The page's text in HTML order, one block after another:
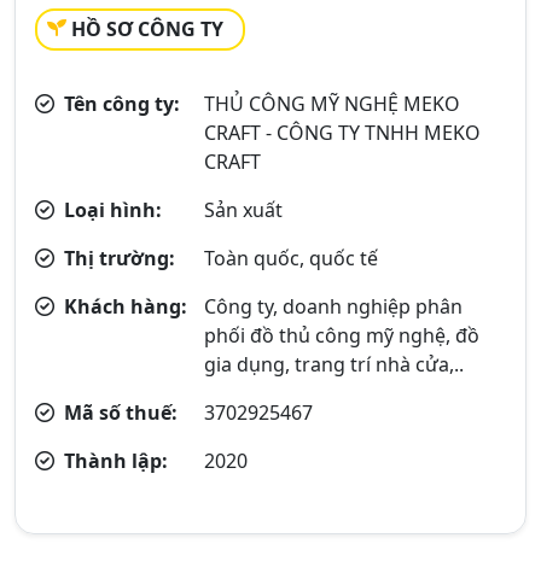
HỒ SƠ CÔNG TY
Tên công ty:
THỦ CÔNG MỸ NGHỆ MEKO
CRAFT - CÔNG TY TNHH MEKO
CRAFT
Loại hình:
Sản xuất
Thị trường:
Toàn quốc, quốc tế
Khách hàng:
Công ty, doanh nghiệp phân
phối đồ thủ công mỹ nghệ, đồ
gia dụng, trang trí nhà cửa,..
Mã số thuế:
3702925467
Thành lập:
2020